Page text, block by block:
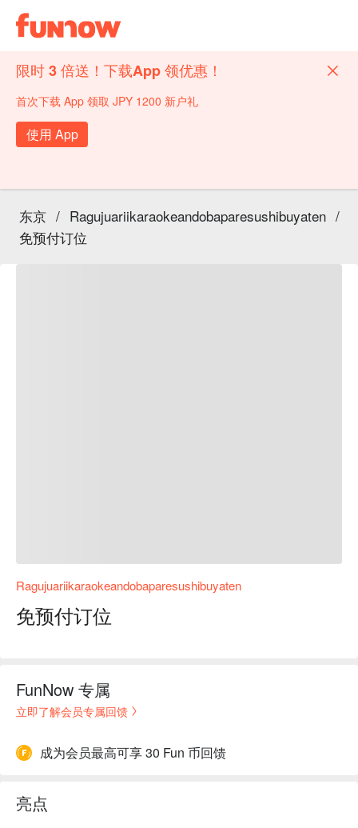
限时 3 倍送！下载App 领优惠！
首次下载 App 领取 JPY 1200 新户礼
使用 App
东京 / Ragujuariikaraokeandobaparesushibuyaten /
免预付订位
Ragujuariikaraokeandobaparesushibuyaten
免预付订位
FunNow 专属
立即了解会员专属回馈
成为会员最高可享 30 Fun 币回馈
亮点